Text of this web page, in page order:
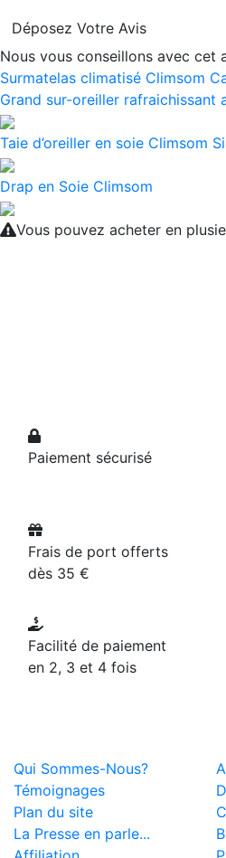
Déposez Votre Avis
Nous vous conseillons avec cet
Surmatelas climatisé Climsom
Grand sur-oreiller rafraichissant
Taie d’oreiller en soie Climsom
Drap en Soie Climsom
Vous pouvez acheter en
Paiement sécurisé
Frais de port offerts
dès 35 €
Facilité de paiement
en 2, 3 et 4 fois
Qui Sommes-Nous?
Témoignages
Plan du site
La Presse en parle...